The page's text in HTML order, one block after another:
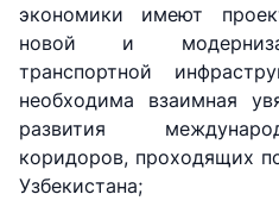
экономики имеют
новой и
транспортной
необходима взаимная
развития
коридоров, проходящих
Узбекистана;